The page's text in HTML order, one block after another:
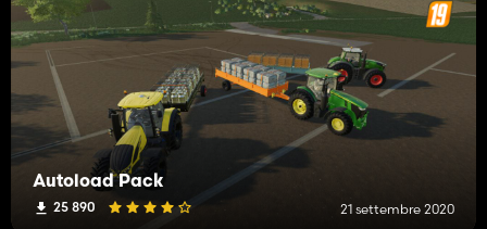
Autoload Pack
25 890 21 settembre 2020